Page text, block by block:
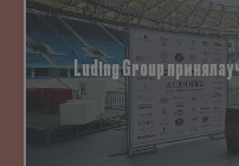
Luding Group приняла